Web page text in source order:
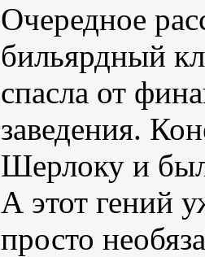
Очередное
бильярдный
спасла от
заведения.
Шерлоку и был
А этот гений
просто